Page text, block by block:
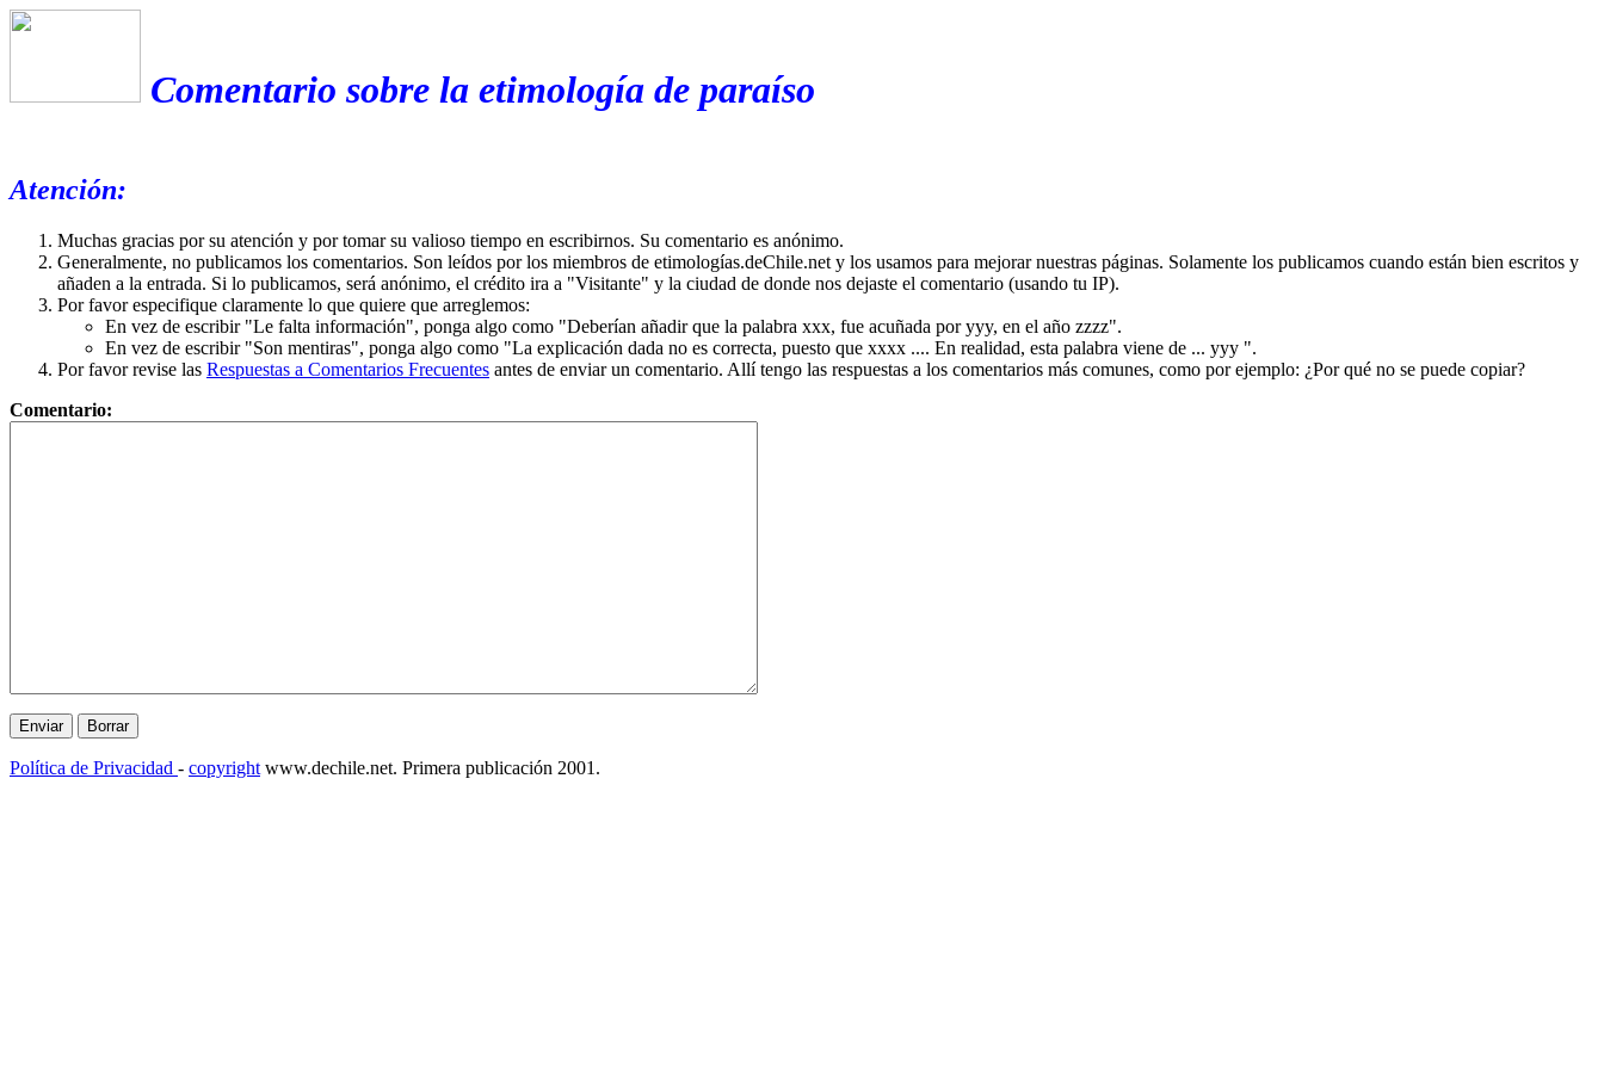
Comentario sobre la etimología de paraíso
Atención:
Muchas gracias por su atención y por tomar su valioso tiempo en escribirnos. Su comentario es anónimo.
Generalmente, no publicamos los comentarios. Son leídos por los miembros de etimologías.deChile.net y los usamos para mejorar nuestras páginas. Solamente los publicamos cuando están bien escritos y
añaden a la entrada. Si lo publicamos, será anónimo, el crédito ira a "Visitante" y la ciudad de donde nos dejaste el comentario (usando tu IP).
Por favor especifique claramente lo que quiere que arreglemos:
En vez de escribir "Le falta información", ponga algo como "Deberían añadir que la palabra xxx, fue acuñada por yyy, en el año zzzz".
En vez de escribir "Son mentiras", ponga algo como "La explicación dada no es correcta, puesto que xxxx .... En realidad, esta palabra viene de ... yyy ".
Por favor revise las Respuestas a Comentarios Frecuentes antes de enviar un comentario. Allí tengo las respuestas a los comentarios más comunes, como por ejemplo: ¿Por qué no se puede copiar?
Comentario:
Política de Privacidad - copyright www.dechile.net. Primera publicación 2001.